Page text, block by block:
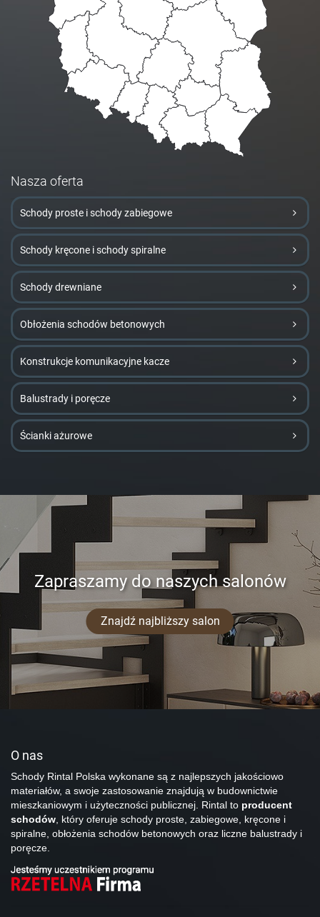
Nasza oferta
Schody proste i schody zabiegowe
Schody kręcone i schody spiralne
Schody drewniane
Obłożenia schodów betonowych
Konstrukcje komunikacyjne kacze
Balustrady i poręcze
Ścianki ażurowe
Zapraszamy do naszych salonów
Znajdź najbliższy salon
O nas
Schody Rintal Polska wykonane są z najlepszych jakościowo
materiałów, a swoje zastosowanie znajdują w budownictwie
mieszkaniowym i użyteczności publicznej. Rintal to producent
schodów, który oferuje schody proste, zabiegowe, kręcone i
spiralne, obłożenia schodów betonowych oraz liczne balustrady i
poręcze.